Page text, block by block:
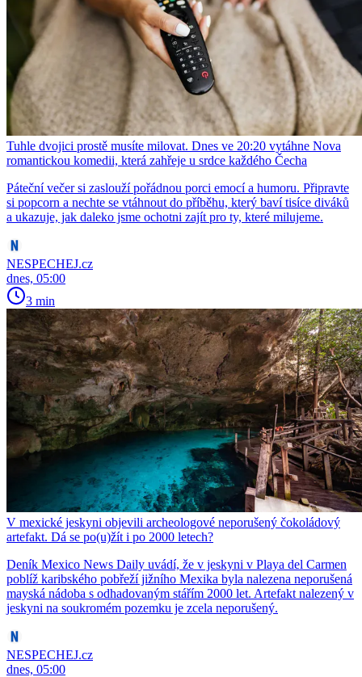
Tuhle dvojici prostě musíte milovat. Dnes ve 20:20 vytáhne Nova
romantickou komedii, která zahřeje u srdce každého Čecha
Páteční večer si zaslouží pořádnou porci emocí a humoru. Připravte
si popcorn a nechte se vtáhnout do příběhu, který baví tisíce diváků
a ukazuje, jak daleko jsme ochotni zajít pro ty, které milujeme.
NESPECHEJ.cz
dnes, 05:00
3 min
V mexické jeskyni objevili archeologové neporušený čokoládový
artefakt. Dá se po(u)žít i po 2000 letech?
Deník Mexico News Daily uvádí, že v jeskyni v Playa del Carmen
poblíž karibského pobřeží jižního Mexika byla nalezena neporušená
mayská nádoba s odhadovaným stářím 2000 let. Artefakt nalezený v
jeskyni na soukromém pozemku je zcela neporušený.
NESPECHEJ.cz
dnes, 05:00